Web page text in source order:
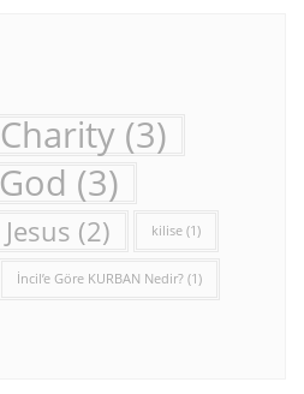
Charity (3)
God (3)
Jesus (2) kilise (1)
İncil’e Göre KURBAN Nedir? (1)